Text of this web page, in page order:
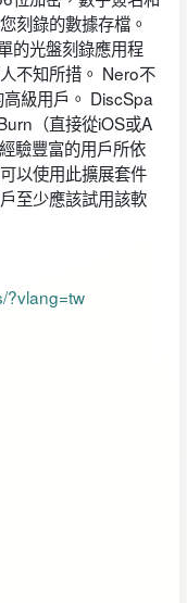
刻錄的數據存檔。
的光盤刻錄應用程
不知所措。 Nero不
級用戶。 DiscSpa
（直接從iOS或A
驗豐富的用戶所依
以使用此擴展套件
至少應該試用該軟
?vlang=tw